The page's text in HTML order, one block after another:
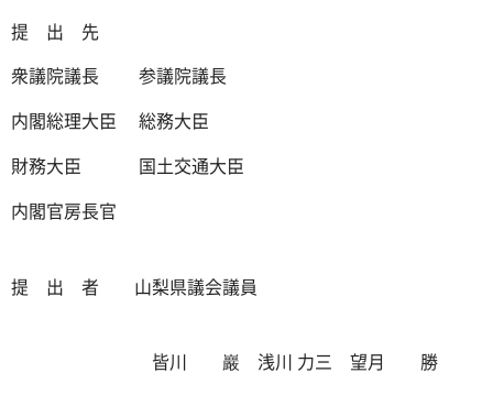
提 出 先
衆議院議長 参議院議長
内閣総理大臣 総務大臣
財務大臣 国土交通大臣
内閣官房長官
提 出 者 山梨県議会議員
皆川 巖 浅川 力三 望月 勝